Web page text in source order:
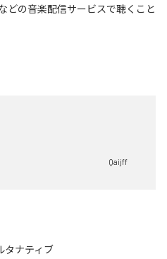
どの音楽配信サービスで聴くこと
Qaijff
タナティブ